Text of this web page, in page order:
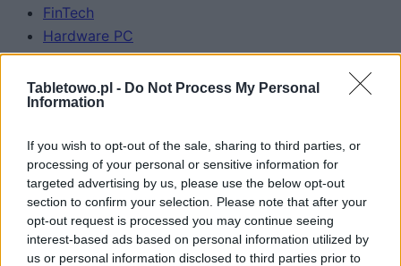
Tabletowo.pl - Do Not Process My Personal
Information
If you wish to opt-out of the sale, sharing to third parties, or
processing of your personal or sensitive information for
targeted advertising by us, please use the below opt-out
section to confirm your selection. Please note that after your
opt-out request is processed you may continue seeing
interest-based ads based on personal information utilized by
us or personal information disclosed to third parties prior to
FinTech
Hardware PC
Moto
Gaming
AI
Reklama
Kontakt
Obserwuj nas